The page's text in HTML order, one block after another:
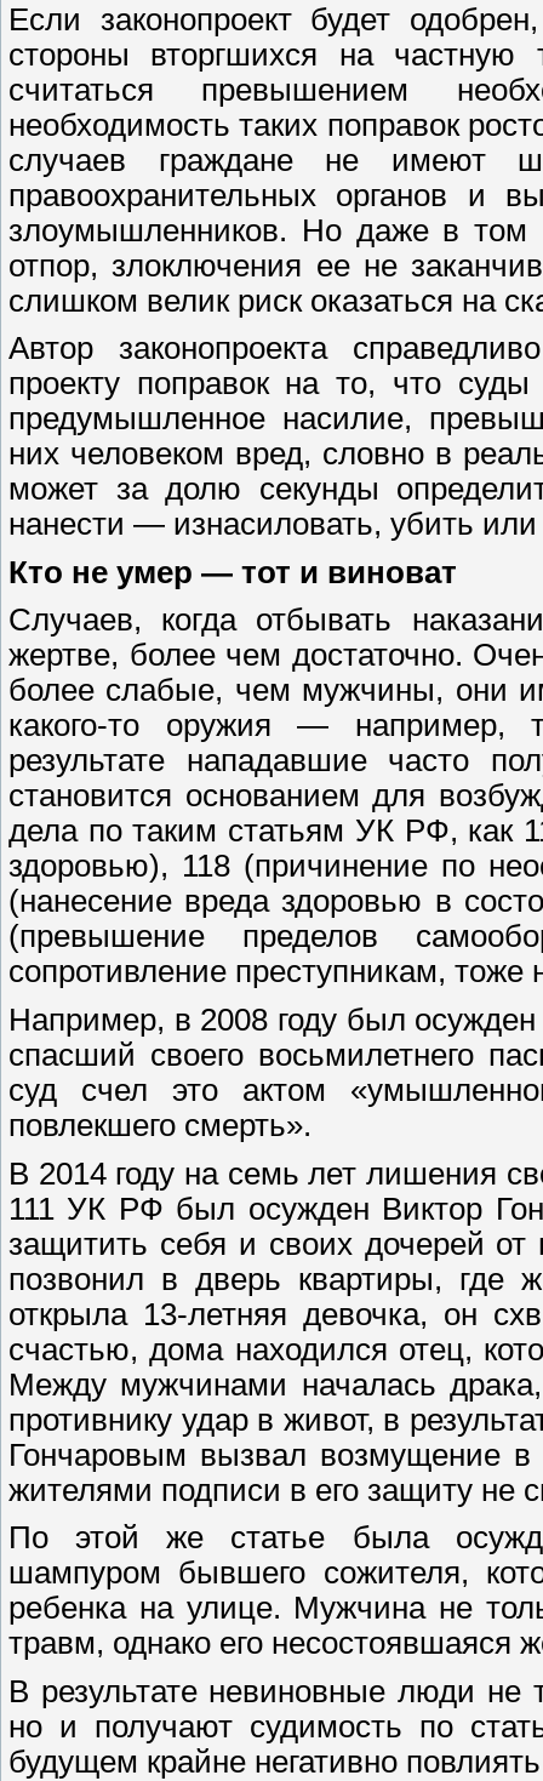
Если законопроект будет
стороны вторгшихся на частную
считаться превышением
необходимость таких поправок
случаев граждане не имеют
правоохранительных органов и
злоумышленников. Но даже в том
отпор, злоключения ее не
слишком велик риск оказаться на
Автор законопроекта
проекту поправок на то, что
предумышленное насилие,
них человеком вред, словно в
может за долю секунды
нанести — изнасиловать, убить или
Кто не умер — тот и виноват
Случаев, когда отбывать
жертве, более чем достаточно.
более слабые, чем мужчины, они
какого-то оружия — например,
результате нападавшие часто
становится основанием для
дела по таким статьям УК РФ, как
здоровью), 118 (причинение по
(нанесение вреда здоровью в
(превышение пределов
сопротивление преступникам, тоже
Например, в 2008 году был
спасший своего восьмилетнего
суд счел это актом
повлекшего смерть».
В 2014 году на семь лет лишения
111 УК РФ был осужден Виктор
защитить себя и своих дочерей от
позвонил в дверь квартиры, где
открыла 13-летняя девочка, он
счастью, дома находился отец,
Между мужчинами началась
противнику удар в живот, в
Гончаровым вызвал возмущение
жителями подписи в его защиту не
По этой же статье была
шампуром бывшего сожителя,
ребенка на улице. Мужчина не
травм, однако его несостоявшаяся
В результате невиновные люди не
но и получают судимость по
будущем крайне негативно